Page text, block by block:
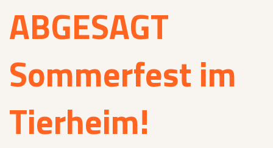
ABGESAGT
Sommerfest im
Tierheim!